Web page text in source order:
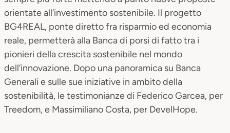
orientate all’investimento sostenibile. Il progetto
BG4REAL, ponte diretto fra risparmio ed economia
reale, permetterà alla Banca di porsi di fatto tra i
pionieri della crescita sostenibile nel mondo
dell’innovazione. Dopo una panoramica su Banca
Generali e sulle sue iniziative in ambito della
sostenibilità, le testimonianze di Federico Garcea, per
Treedom, e Massimiliano Costa, per DevelHope.